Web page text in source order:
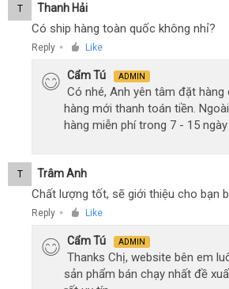
T Thanh Hải
Có ship hàng toàn quốc không nhỉ?
Reply ● Like
Cẩm Tú ADMIN
Có nhé, Anh yên tâm đặt
hàng mới thanh toán tiền.
hàng miễn phí trong 7 - 15 ngày
T Trâm Anh
Chất lượng tốt, sẽ giới thiệu cho bạn
Reply ● Like
Cẩm Tú ADMIN
Thanks Chị, website bên em
sản phẩm bán chạy nhất đề